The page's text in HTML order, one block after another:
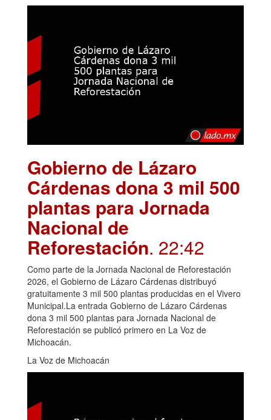
Gobierno de Lázaro
Cárdenas dona 3 mil 500
plantas para Jornada
Nacional de
Reforestación. 22:42
Como parte de la Jornada Nacional de Reforestación
2026, el Gobierno de Lázaro Cárdenas distribuyó
gratuitamente 3 mil 500 plantas producidas en el Vivero
Municipal.La entrada Gobierno de Lázaro Cárdenas
dona 3 mil 500 plantas para Jornada Nacional de
Reforestación se publicó primero en La Voz de
Michoacán.
La Voz de Michoacán